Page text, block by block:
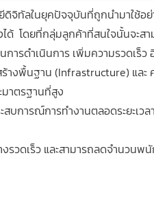
ทัลในยุคปัจจุบันที่ถูกนำมาใช้อย่
โดยที่กลุ่มลูกค้าที่สนใจนั้นจะส
การดำเนินการ เพิ่มความรวด
งพื้นฐาน (Infrastructure) แล
มาตรฐานที่สูง
การณ์การทำงานตลอดระยะเว
รวดเร็ว และสามารถลดจำนวนพ